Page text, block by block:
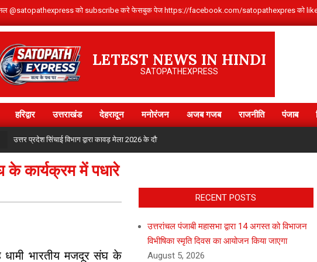
चैनल @satopathexpress को subscribe करे फेसबुक पेज https://facebook.com/satopathexpres
LETEST NEWS IN HINDI
SATOPATHEXPRESS
Primary
Navigation
Menu
हरिद्वार उत्तराखंड देहरादून मनोरंजन अजब गजब राजनीति पंजाब
उत्तर प्रदेश सिंचाई विभाग द्वारा कावड़ मेला 2026 के दौरान लगाया गया जलपान शिविर
के कार्यक्रम में पधारे
धामी भारतीय मजदूर संघ के
RECENT POSTS
उत्तरांचल पंजाबी महासभा द्वारा 14 अगस्त को विभाजन
विभीषिका स्मृति दिवस का आयोजन किया जाएगा
August 5, 2026